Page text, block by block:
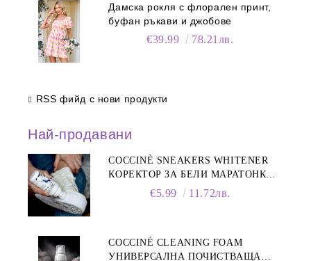
Дамска рокля с флорален принт,
буфан ръкави и джобове
€39.99 78.21лв.
RSS фийд с нови продукти
Най-продавани
COCCINÈ SNEAKERS WHITENER
КОРЕКТОР ЗА БЕЛИ МАРАТОНКИ,
€5.99 11.72лв.
COCCINÉ CLEANING FOAM
УНИВЕРСАЛНА ПОЧИСТВАЩА